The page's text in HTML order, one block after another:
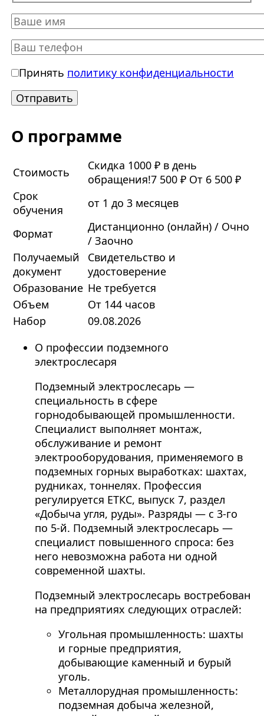
Принять политику конфиденциальности
О программе
Стоимость
Скидка 1000 ₽ в день
обращения!7 500 ₽ От 6 500 ₽
Срок
обучения
от 1 до 3 месяцев
Формат
Дистанционно (онлайн) / Очно
/ Заочно
Получаемый
документ
Свидетельство и
удостоверение
Образование Не требуется
Объем
От 144 часов
Набор
09.08.2026
О профессии подземного
электрослесаря
Подземный электрослесарь —
специальность в сфере
горнодобывающей промышленности.
Специалист выполняет монтаж,
обслуживание и ремонт
электрооборудования, применяемого в
подземных горных выработках: шахтах,
рудниках, тоннелях. Профессия
регулируется ЕТКС, выпуск 7, раздел
«Добыча угля, руды». Разряды — с 3-го
по 5-й. Подземный электрослесарь —
специалист повышенного спроса: без
него невозможна работа ни одной
современной шахты.
Подземный электрослесарь востребован
на предприятиях следующих отраслей:
Угольная промышленность: шахты
и горные предприятия,
добывающие каменный и бурый
уголь.
Металлорудная промышленность:
подземная добыча железной,